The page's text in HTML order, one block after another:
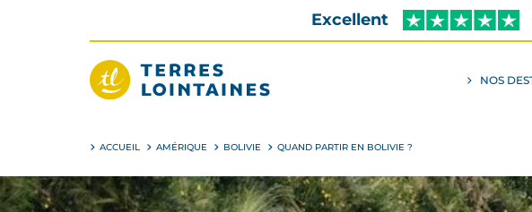
contenu
Excellent
NOS
ALLER
ACCUEIL AMÉRIQUE BOLIVIE QUAND PARTIR EN BOLIVIE ?